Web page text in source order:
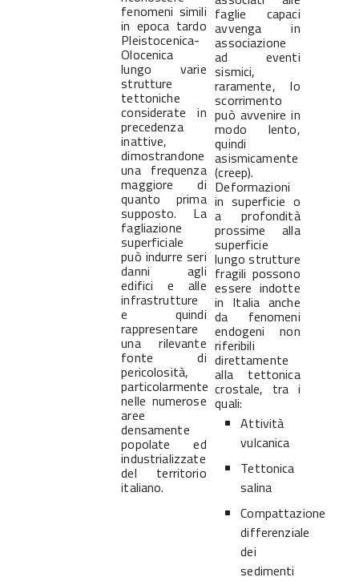
fenomeni simili
in epoca tardo
Pleistocenica-
Olocenica
lungo varie
strutture
tettoniche
considerate in
precedenza
inattive,
dimostrandone
una frequenza
maggiore di
quanto prima
supposto. La
fagliazione
superficiale
può indurre seri
danni agli
edifici e alle
infrastrutture
e quindi
rappresentare
una rilevante
fonte di
pericolosità,
particolarmente
nelle numerose
aree
densamente
popolate ed
industrializzate
del territorio
italiano.
faglie capaci
avvenga in
associazione
ad eventi
sismici,
raramente, lo
scorrimento
può avvenire in
modo lento,
quindi
asismicamente
(creep).
Deformazioni
in superficie o
a profondità
prossime alla
superficie
lungo strutture
fragili possono
essere indotte
in Italia anche
da fenomeni
endogeni non
riferibili
direttamente
alla tettonica
crostale, tra i
quali:
Attività
vulcanica
Tettonica
salina
Compattazione
differenziale
dei
sedimenti